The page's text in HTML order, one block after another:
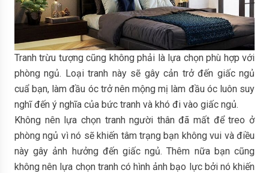
Tranh trừu tượng cũng không phải là lựa chọn phù hợp với
phòng ngủ. Loại tranh này sẽ gây cản trở đến giấc ngủ
cuẩ bạn, làm đầu óc trở nên mộng mị làm đầu óc luôn suy
nghĩ đến ý nghĩa của bức tranh và khó đi vào giấc ngủ.
Không nên lựa chọn tranh người thân đã mất để treo ở
phòng ngủ vì nó sẽ khiến tâm trạng bạn không vui và điều
này gây ảnh hưởng đến giấc ngủ. Thêm nữa bạn cũng
không nên lựa chọn tranh có hình ảnh bạo lực bởi nó khiến